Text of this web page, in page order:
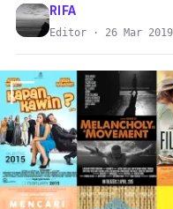
RIFA
Editor · 26 Mar